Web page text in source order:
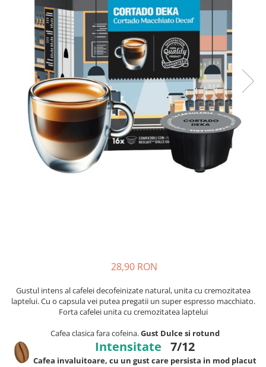
Capsule compatibile Uno System
Capsule compatibile Caffitaly
PADURI CAFEA & MONODOZE
Paduri cafea ESE44
CAFEA BOABE
CAFEA MACINATA
28,90 RON
Gustul intens al cafelei decofeinizate natural, unita cu cremozitatea
laptelui. Cu o capsula vei putea pregatii un super espresso macchiato.
Forta cafelei unita cu cremozitatea laptelui
Cafea clasica fara cofeina.Gust Dulce si rotund
Intensitate 7/12
Cafea invaluitoare, cu un gust care persista in mod placut